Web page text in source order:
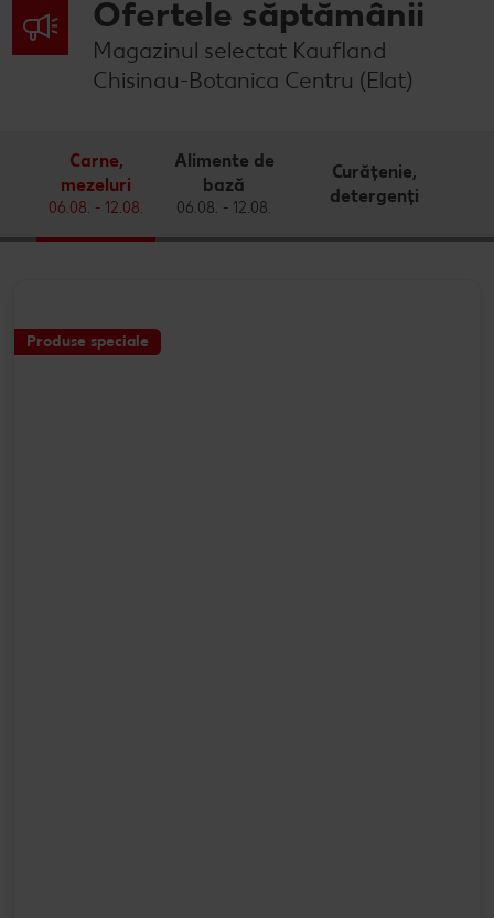
Ofertele săptămânii
Magazinul selectat Kaufland
Chisinau-Botanica Centru (Elat)
Carne,
mezeluri
06.08. - 12.08.
Alimente de
bază
06.08. - 12.08.
Curățenie,
detergenți
Produse speciale